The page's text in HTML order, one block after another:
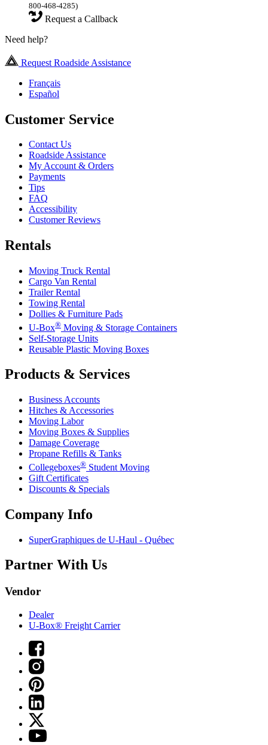
800-468-4285)
Request a Callback
Need help?
Request Roadside Assistance
Français
Español
Customer Service
Contact Us
Roadside Assistance
My Account & Orders
Payments
Tips
FAQ
Accessibility
Customer Reviews
Rentals
Moving Truck Rental
Cargo Van Rental
Trailer Rental
Towing Rental
Dollies & Furniture Pads
U-Box® Moving & Storage Containers
Self-Storage Units
Reusable Plastic Moving Boxes
Products & Services
Business Accounts
Hitches & Accessories
Moving Labor
Moving Boxes & Supplies
Damage Coverage
Propane Refills & Tanks
Collegeboxes® Student Moving
Gift Certificates
Discounts & Specials
Company Info
SuperGraphiques de U-Haul - Québec
Partner With Us
Vendor
Dealer
U-Box® Freight Carrier